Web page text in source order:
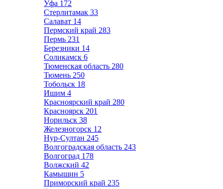
Уфа 172
Стерлитамак 33
Салават 14
Пермский край 283
Пермь 231
Березники 14
Соликамск 6
Тюменская область 280
Тюмень 250
Тобольск 18
Ишим 4
Красноярский край 280
Красноярск 201
Норильск 38
Железногорск 12
Нур-Султан 245
Волгоградская область 243
Волгоград 178
Волжский 42
Камышин 5
Приморский край 235